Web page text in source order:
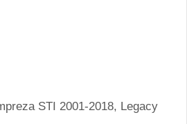
STI 2001-2018, Legacy